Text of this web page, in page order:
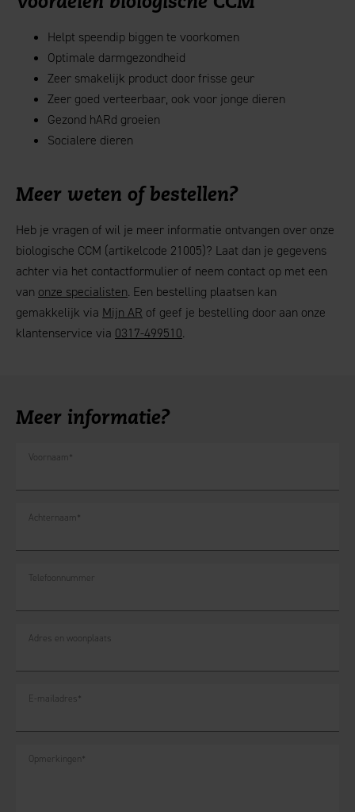
Helpt speendip biggen te voorkomen
Optimale darmgezondheid
Zeer smakelijk product door frisse geur
Zeer goed verteerbaar, ook voor jonge dieren
Gezond hARd groeien
Socialere dieren
Meer weten of bestellen?
Heb je vragen of wil je meer informatie ontvangen over onze
biologische CCM (artikelcode 21005)? Laat dan je gegevens
achter via het contactformulier of neem contact op met een
van onze specialisten. Een bestelling plaatsen kan
gemakkelijk via Mijn AR of geef je bestelling door aan onze
klantenservice via 0317-499510.
Meer informatie?
Voornaam *
Achternaam *
Telefoonnummer
Adres en woonplaats
E-mailadres*
Opmerkingen *